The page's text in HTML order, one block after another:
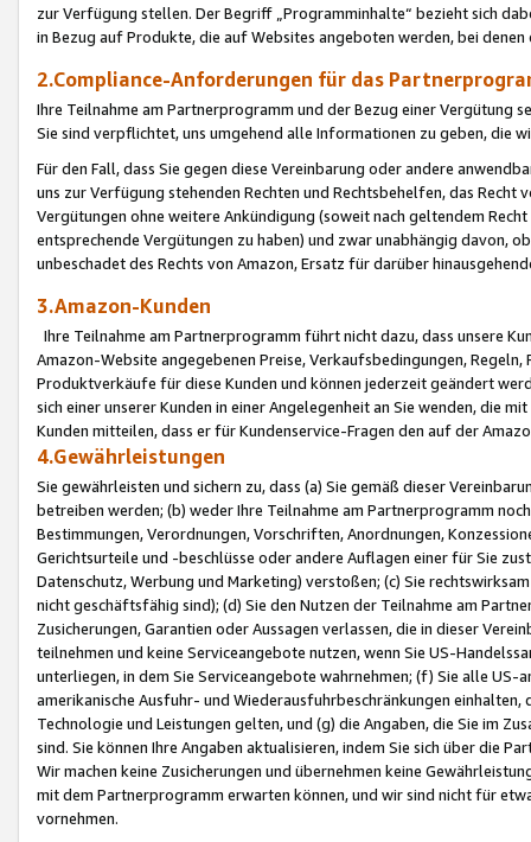
zur Verfügung stellen. Der Begriff „Programminhalte“ bezieht sich
in Bezug auf Produkte, die auf Websites angeboten werden, bei
2.Compliance-Anforderungen für das
Ihre Teilnahme am Partnerprogramm und der Bezug einer Vergütung
Sie sind verpflichtet, uns umgehend alle Informationen zu geben, die
Für den Fall, dass Sie gegen diese Vereinbarung oder andere
uns zur Verfügung stehenden Rechten und Rechtsbehelfen, das
Vergütungen ohne weitere Ankündigung (soweit nach geltendem
entsprechende Vergütungen zu haben) und zwar unabhängig davon,
unbeschadet des Rechts von Amazon, Ersatz für darüber
3.Amazon-Kunden
Ihre Teilnahme am Partnerprogramm führt nicht dazu, dass unsere
Amazon-Website angegebenen Preise, Verkaufsbedingungen,
Produktverkäufe für diese Kunden und können jederzeit geändert
sich einer unserer Kunden in einer Angelegenheit an Sie wenden, die
Kunden mitteilen, dass er für Kundenservice-Fragen den auf der
4.Gewährleistungen
Sie gewährleisten und sichern zu, dass (a) Sie gemäß dieser
betreiben werden; (b) weder Ihre Teilnahme am Partnerprogramm
Bestimmungen, Verordnungen, Vorschriften, Anordnungen,
Gerichtsurteile und -beschlüsse oder andere Auflagen einer für Sie
Datenschutz, Werbung und Marketing) verstoßen; (c) Sie
nicht geschäftsfähig sind); (d) Sie den Nutzen der Teilnahme am
Zusicherungen, Garantien oder Aussagen verlassen, die in dieser
teilnehmen und keine Serviceangebote nutzen, wenn Sie US-
unterliegen, in dem Sie Serviceangebote wahrnehmen; (f) Sie alle
amerikanische Ausfuhr- und Wiederausfuhrbeschränkungen
Technologie und Leistungen gelten, und (g) die Angaben, die Sie im
sind. Sie können Ihre Angaben aktualisieren, indem Sie sich über die
Wir machen keine Zusicherungen und übernehmen keine
mit dem Partnerprogramm erwarten können, und wir sind nicht für
vornehmen.